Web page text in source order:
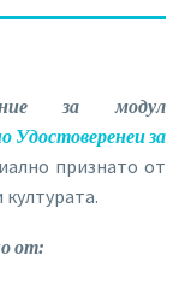
за модул
Удостоверенеи за
признато от
от: